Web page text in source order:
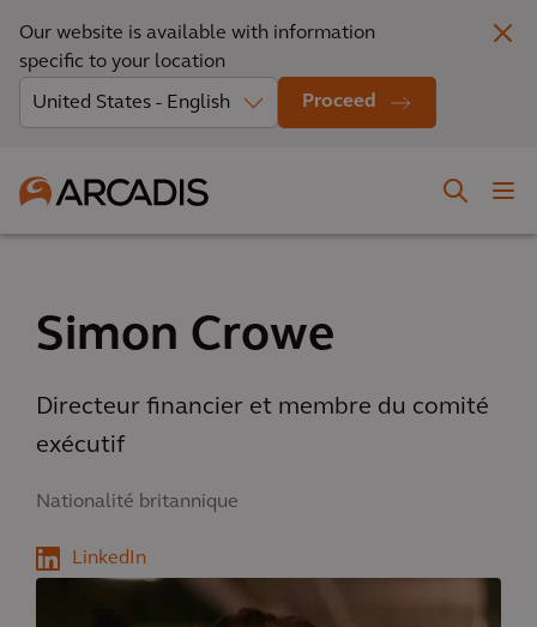
Our website is available with information
specific to your location
Proceed
Simon Crowe
Directeur financier et membre du comité
exécutif
Nationalité britannique